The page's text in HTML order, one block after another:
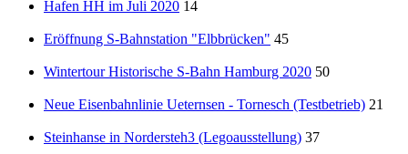
Hafen HH im Juli 2020 14
Eröffnung S-Bahnstation "Elbbrücken" 45
Wintertour Historische S-Bahn Hamburg 2020 50
Neue Eisenbahnlinie Ueternsen - Tornesch (Testbetrieb) 21
Steinhanse in Nordersteh3 (Legoausstellung) 37